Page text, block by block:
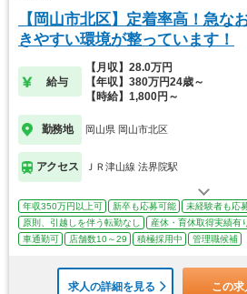
【岡山市北区】定着率高！急な
きやすい環境が整っています！
給与
【月収】28.0万円
【年収】380万円24歳～
【時給】1,800円～
勤務地 岡山県 岡山市北区
アクセス ＪＲ津山線 法界院駅
年収350万円以上可 新卒も応募可能
未経験者も応
原則、引越しを伴う転勤なし
産休・育休取得実績有
車通勤可
店舗数10～29 積極採用中 管理職候補
求人の詳細を見る この